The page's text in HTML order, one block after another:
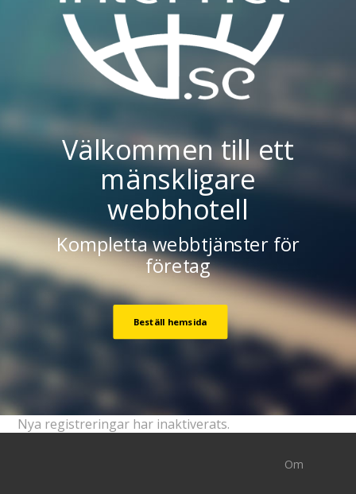
Välkommen till ett
mänskligare
webbhotell
Kompletta webbtjänster för
företag
Beställ hemsida
Nya registreringar har inaktiverats.
Om